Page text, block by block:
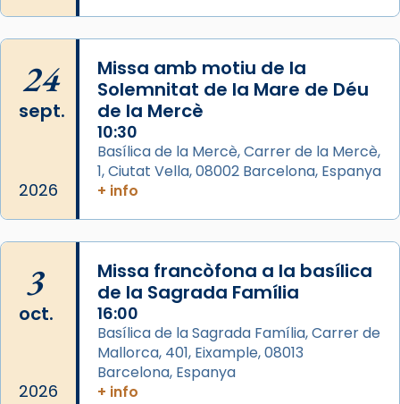
Arquebisbat de Barcelona
2 weeks ago
Memòria de les santes Juliana i
Semproniana, verges i màrtirs.
Acompanyant la història de sant Cugat, a
partir de l’Edat Mitjana sorgeix la tradició
que les santes Juliana (“relatiu a Júlia”) i
Semproniana (“relatiu a Semprònia =
eterna”) són deixebles seves. I l’any 1667, el
frare Joan Gaspar Roig, afirma en una obra
que les santes són filles de l’antiga Iluro.
Mataró en reivindicarà les relíq
Foto
24
sept.
2026
Missa amb motiu de la
Solemnitat de la Mare de Déu
de la Mercè
10:30
Basílica de la Mercè, Carrer de la Mercè,
1, Ciutat Vella, 08002 Barcelona, Espanya
+ info
3
oct.
2026
Missa francòfona a la basílica
de la Sagrada Família
16:00
Basílica de la Sagrada Família, Carrer de
Mallorca, 401, Eixample, 08013
Barcelona, Espanya
+ info